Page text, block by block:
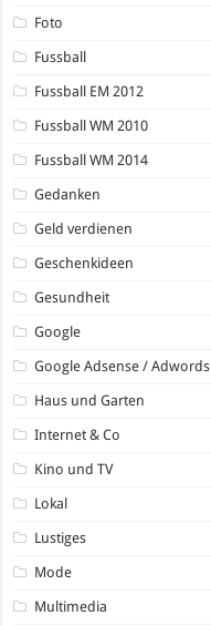
Foto
Fussball
Fussball EM 2012
Fussball WM 2010
Fussball WM 2014
Gedanken
Geld verdienen
Geschenkideen
Gesundheit
Google
Google Adsense / Adwords
Haus und Garten
Internet & Co
Kino und TV
Lokal
Lustiges
Mode
Multimedia